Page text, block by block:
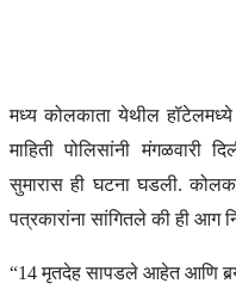
मध्य कोलकाता येथील
माहिती पोलिसांनी मंगळवारी
सुमारास ही घटना घडली.
पत्रकारांना सांगितले की ही
“14 मृतदेह सापडले आहेत आणि